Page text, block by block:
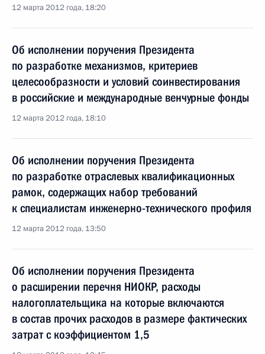
12 марта 2012 года, 18:20
Об исполнении поручения Президента
по разработке механизмов, критериев
целесообразности и условий соинвестирования
в российские и международные венчурные фонды
12 марта 2012 года, 18:10
Об исполнении поручения Президента
по разработке отраслевых квалификационных
рамок, содержащих набор требований
к специалистам инженерно-технического профиля
12 марта 2012 года, 13:50
Об исполнении поручения Президента
о расширении перечня НИОКР, расходы
налогоплательщика на которые включаются
в состав прочих расходов в размере фактических
затрат с коэффициентом 1,5